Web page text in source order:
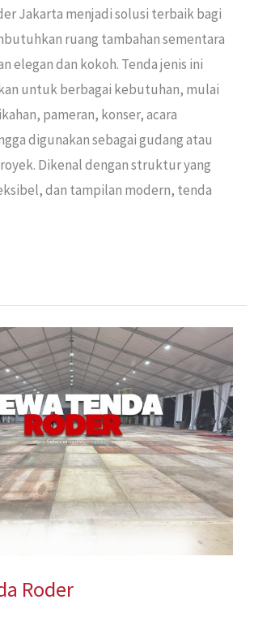
Jakarta menjadi solusi terbaik bagi
ruang tambahan sementara
elegan dan kokoh. Tenda jenis ini
untuk berbagai kebutuhan, mulai
pameran, konser, acara
digunakan sebagai gudang atau
Dikenal dengan struktur yang
dan tampilan modern, tenda
Roder